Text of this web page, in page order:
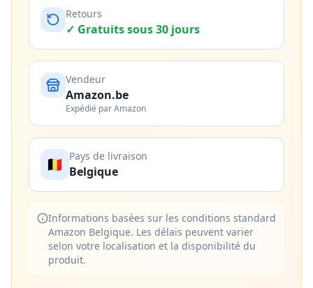
Retours
✓ Gratuits sous 30 jours
Vendeur
Amazon.be
Expédié par Amazon
🇧🇪 Pays de livraison
Belgique
Informations basées sur les conditions standard
Amazon Belgique. Les délais peuvent varier
selon votre localisation et la disponibilité du
produit.